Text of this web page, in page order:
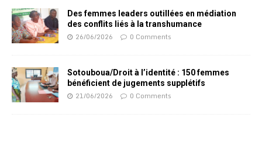
Des femmes leaders outillées en médiation
des conflits liés à la transhumance
26/06/2026 0 Comments
Sotouboua/Droit à l’identité : 150 femmes
bénéficient de jugements supplétifs
21/06/2026 0 Comments